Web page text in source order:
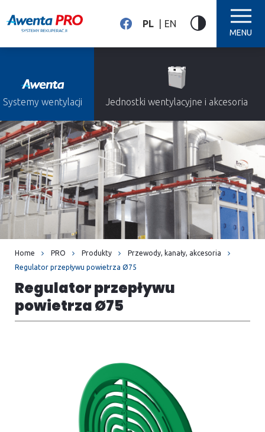
PL EN
MENU
Jednostki wentylacyjne i akcesoria
Systemy wentylacji
Home PRO Produkty
Przewody, kanały, akcesoria
Regulator przepływu powietrza Ø75
Regulator przepływu
powietrza Ø75